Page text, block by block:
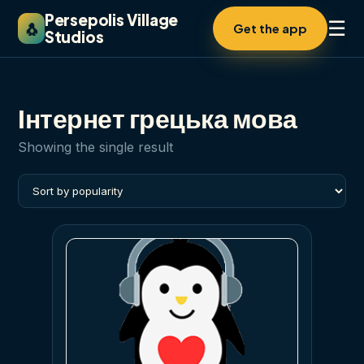
🐧 Persepolis Village
Studios
Get the app ☰
Інтернет грецька мова
Showing the single result